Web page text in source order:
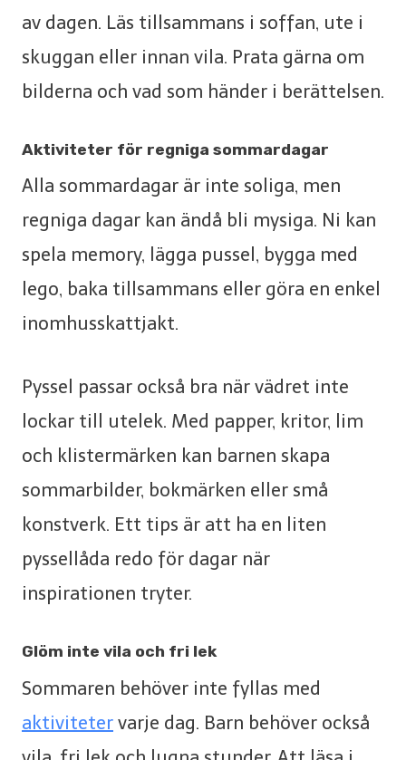
av dagen. Läs tillsammans i soffan, ute i
skuggan eller innan vila. Prata gärna om
bilderna och vad som händer i berättelsen.
Aktiviteter för regniga sommardagar
Alla sommardagar är inte soliga, men
regniga dagar kan ändå bli mysiga. Ni kan
spela memory, lägga pussel, bygga med
lego, baka tillsammans eller göra en enkel
inomhusskattjakt.
Pyssel passar också bra när vädret inte
lockar till utelek. Med papper, kritor, lim
och klistermärken kan barnen skapa
sommarbilder, bokmärken eller små
konstverk. Ett tips är att ha en liten
pyssellåda redo för dagar när
inspirationen tryter.
Glöm inte vila och fri lek
Sommaren behöver inte fyllas med
aktiviteter varje dag. Barn behöver också